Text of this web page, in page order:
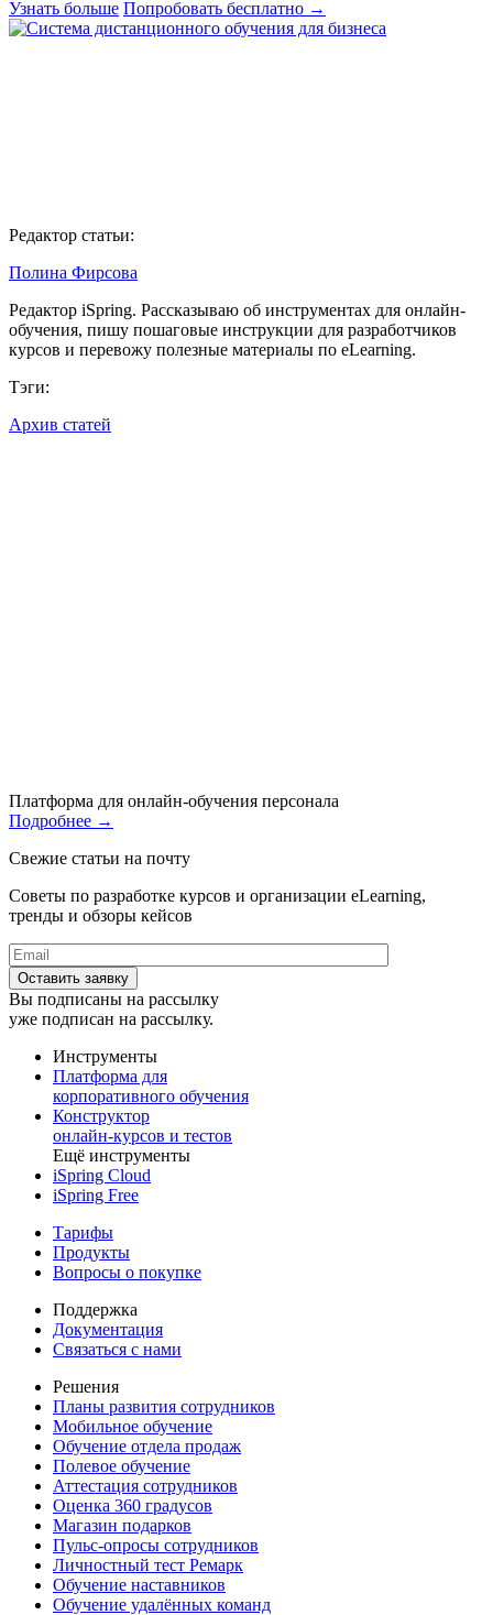
Узнать больше Попробовать бесплатно →
Редактор статьи:
Полина Фирсова
Редактор iSpring. Рассказываю об инструментах для онлайн-
обучения, пишу пошаговые инструкции для разработчиков
курсов и перевожу полезные материалы по eLearning.
Тэги:
Архив статей
Платформа для онлайн-обучения персонала
Подробнее →
Свежие статьи на почту
Советы по разработке курсов и организации eLearning,
тренды и обзоры кейсов
Вы подписаны на рассылку
уже подписан на рассылку.
Инструменты
Платформа для
корпоративного обучения
Конструктор
онлайн-курсов и тестов
Ещё инструменты
iSpring Cloud
iSpring Free
Тарифы
Продукты
Вопросы о покупке
Поддержка
Документация
Связаться с нами
Решения
Планы развития сотрудников
Мобильное обучение
Обучение отдела продаж
Полевое обучение
Аттестация сотрудников
Оценка 360 градусов
Магазин подарков
Пульс-опросы сотрудников
Личностный тест Ремарк
Обучение наставников
Обучение удалённых команд